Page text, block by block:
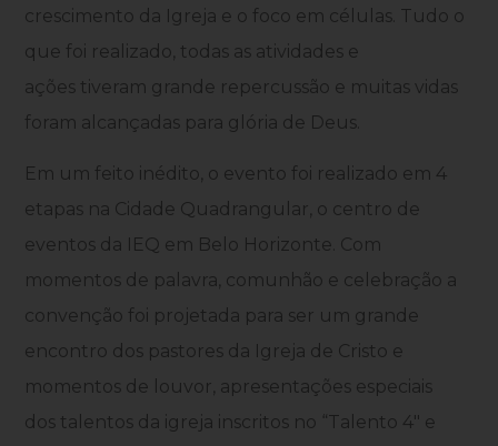
crescimento da Igreja e o foco em células. Tudo o
que foi realizado, todas as atividades e
ações tiveram grande repercussão e muitas vidas
foram alcançadas para glória de Deus.
Em um feito inédito, o evento foi realizado em 4
etapas na Cidade Quadrangular, o centro de
eventos da IEQ em Belo Horizonte. Com
momentos de palavra, comunhão e celebração a
convenção foi projetada para ser um grande
encontro dos pastores da Igreja de Cristo e
momentos de louvor, apresentações especiais
dos talentos da igreja inscritos no “Talento 4″ e